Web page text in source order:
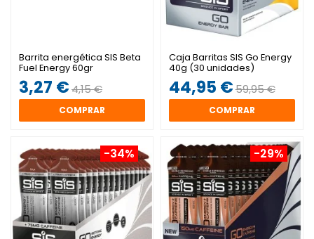
Barrita energética SIS Beta
Fuel Energy 60gr
3,27 €4,15 €
COMPRAR
Caja Barritas SIS Go Energy
40g (30 unidades)
44,95 €59,95 €
COMPRAR
-34% -29%